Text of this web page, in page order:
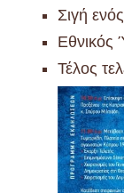
Σιγή
Εθνικός
Τέλος